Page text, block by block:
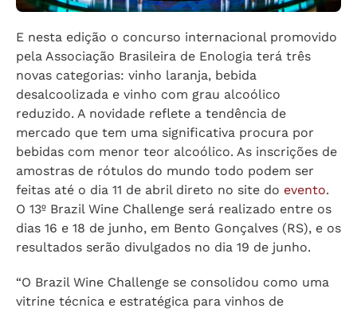
E nesta edição o concurso internacional promovido
pela Associação Brasileira de Enologia terá três
novas categorias: vinho laranja, bebida
desalcoolizada e vinho com grau alcoólico
reduzido. A novidade reflete a tendência de
mercado que tem uma significativa procura por
bebidas com menor teor alcoólico. As inscrições de
amostras de rótulos do mundo todo podem ser
feitas até o dia 11 de abril direto no site do evento.
O 13º Brazil Wine Challenge será realizado entre os
dias 16 e 18 de junho, em Bento Gonçalves (RS), e os
resultados serão divulgados no dia 19 de junho.
“O Brazil Wine Challenge se consolidou como uma
vitrine técnica e estratégica para vinhos de